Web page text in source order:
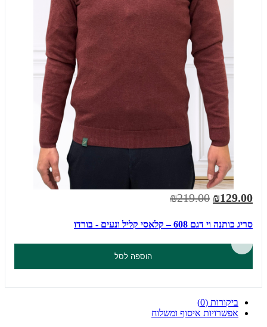
₪129.00
₪219.00
סריג כותנה וי דגם 608 – קלאסי קליל ונעים - בורדו
הוספה לסל
ביקורות (0)
אפשרויות איסוף ומשלוח